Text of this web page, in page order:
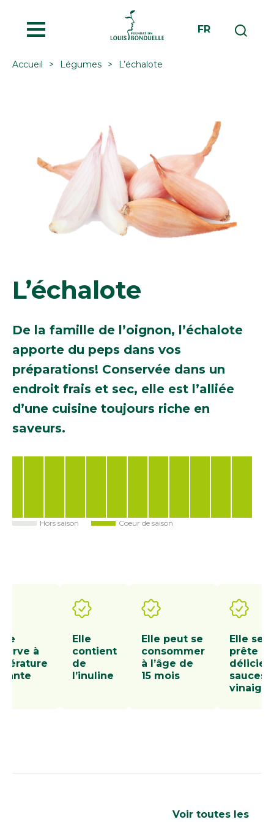
FR
Accueil Légumes L’échalote
L’échalote
De la famille de l’oignon, l’échalote
apporte du peps dans vos
préparations! Conservée dans un
endroit frais et sec, elle est l’alliée
d’une cuisine toujours riche en
saveurs.
Hors saison Coeur de saison
se
à
Elle
contient
de
l’inuline
Elle peut se
consommer
à l’âge de
15 mois
Elle se
prête à
sauces
Voir toutes les